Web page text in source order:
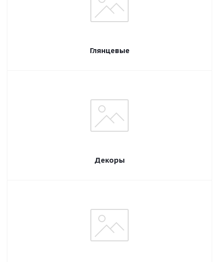
Глянцевые
Декоры